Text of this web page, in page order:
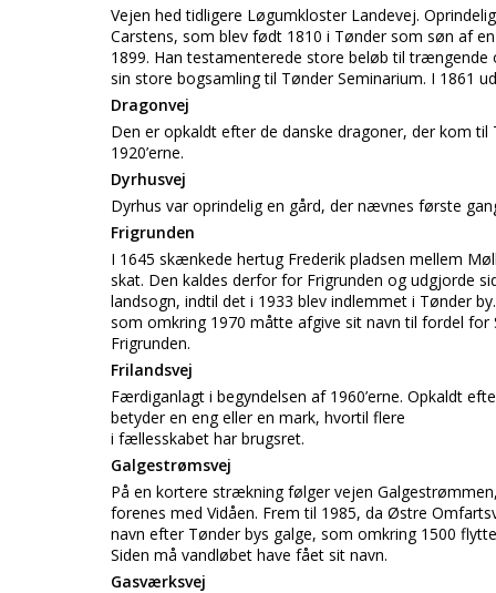
Vejen hed tidligere Løgumkloster Landevej.
Carstens, som blev født 1810 i Tønder som søn af
1899. Han testamenterede store beløb til trængende
sin store bogsamling til Tønder Seminarium. I 1861
Dragonvej
Den er opkaldt efter de danske dragoner, der kom
1920’erne.
Dyrhusvej
Dyrhus var oprindelig en gård, der nævnes første
Frigrunden
I 1645 skænkede hertug Frederik pladsen mellem
skat. Den kaldes derfor for Frigrunden og udgjorde
landsogn, indtil det i 1933 blev indlemmet i Tønder
som omkring 1970 måtte afgive sit navn til fordel
Frigrunden.
Frilandsvej
Færdiganlagt i begyndelsen af 1960’erne. Opkaldt
betyder en eng eller en mark, hvortil flere
i fællesskabet har brugsret.
Galgestrømsvej
På en kortere strækning følger vejen
forenes med Vidåen. Frem til 1985, da Østre
navn efter Tønder bys galge, som omkring 1500
Siden må vandløbet have fået sit navn.
Gasværksvej